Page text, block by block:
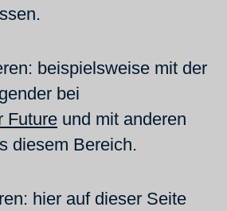
beispielsweise mit der
bei
Future und mit anderen
diesem Bereich.
hier auf dieser Seite